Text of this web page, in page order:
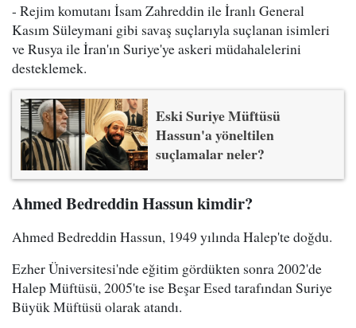
- Rejim komutanı İsam Zahreddin ile İranlı General
Kasım Süleymani gibi savaş suçlarıyla suçlanan isimleri
ve Rusya ile İran'ın Suriye'ye askeri müdahalelerini
desteklemek.
Eski Suriye Müftüsü
Hassun'a yöneltilen
suçlamalar neler?
Ahmed Bedreddin Hassun kimdir?
Ahmed Bedreddin Hassun, 1949 yılında Halep'te doğdu.
Ezher Üniversitesi'nde eğitim gördükten sonra 2002'de
Halep Müftüsü, 2005'te ise Beşar Esed tarafından Suriye
Büyük Müftüsü olarak atandı.